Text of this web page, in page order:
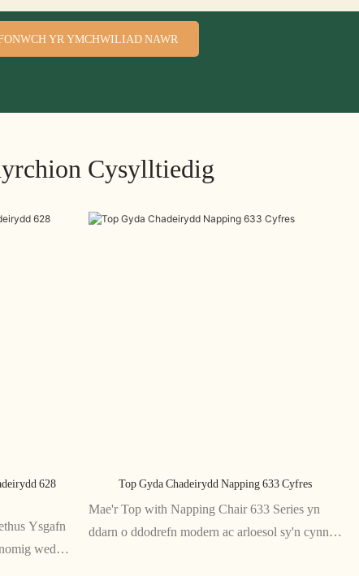
YR YMCHWILIAD NAWR
Cysylltiedig
628
Ysgafn
wedi'i
Top Gyda Chadeirydd Napping 633 Cyfres
Mae'r Top with Napping Chair 633 Series yn
ddarn o ddodrefn modern ac arloesol sy'n cynnig